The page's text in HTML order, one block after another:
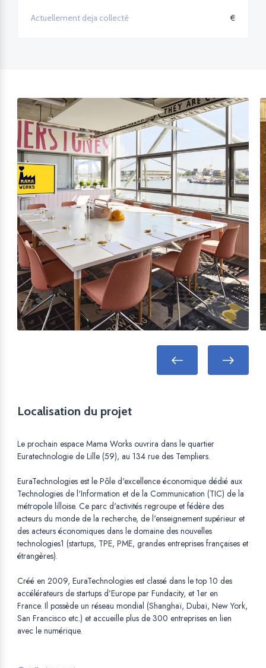
Actuellement deja collecté €
Localisation du projet
Le prochain espace Mama Works ouvrira dans le quartier
Euratechnologie de Lille (59), au 134 rue des Templiers.
EuraTechnologies est le Pôle d'excellence économique dédié aux
Technologies de l'Information et de la Communication (TIC) de la
métropole lilloise. Ce parc d'activités regroupe et fédère des
acteurs du monde de la recherche, de l'enseignement supérieur et
des acteurs économiques dans le domaine des nouvelles
technologies1 (startups, TPE, PME, grandes entreprises françaises et
étrangères).
Créé en 2009, EuraTechnologies est classé dans le top 10 des
accélérateurs de startups d’Europe par Fundacity, et 1er en
France. Il possède un réseau mondial (Shanghaï, Dubaï, New York,
San Francisco etc.) et accueille plus de 300 entreprises en lien
avec le numérique.